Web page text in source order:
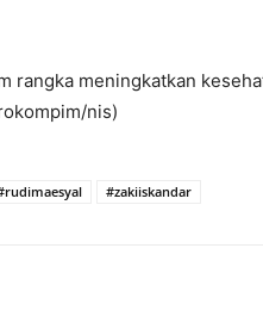
rangka meningkatkan
nis)
#zakiiskandar